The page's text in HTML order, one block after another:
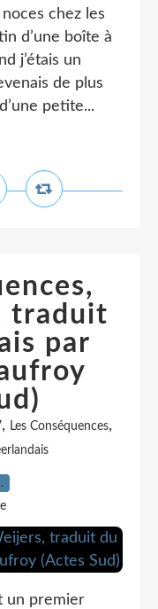
chez les
d’une boîte à
j’étais un
de plus
petite...
traduit
par
, Les Conséquences,
un premier